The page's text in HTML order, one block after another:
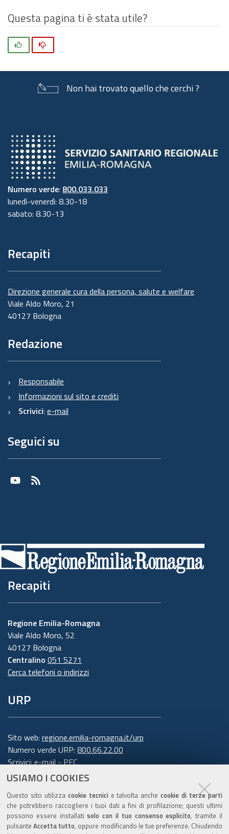
USIAMO I COOKIES
Questo sito utilizza cookie tecnici e talvolta anchecookie di terze parti
che potrebbero raccogliere i tuoi dati a fini di profilazione; questi ultimi
possono essere installatisolo con il tuo consenso esplicito, tramite il
pulsanteAccetta tutto, oppure modificando le tue preferenze. Chiudendo
Questa pagina ti è stata utile?
Non hai trovato quello che cerchi ?
Numero verde: 800.033.033
lunedì-venerdì: 8.30-18
sabato: 8.30-13
Recapiti
Direzione generale cura della persona, salute e welfare
Viale Aldo Moro, 21
40127 Bologna
Redazione
Responsabile
Informazioni sul sito e crediti
Scrivici: e-mail
Seguici su
Youtube
RSS
Recapiti
Regione Emilia-Romagna
Viale Aldo Moro, 52
40127 Bologna
Centralino 051 5271
Cerca telefoni o indirizzi
URP
Sito web: regione.emilia-romagna.it/urp
Numero verde URP: 800.66.22.00
Scrivici:e-mail-PEC
Trasparenza
Amministrazione trasparente